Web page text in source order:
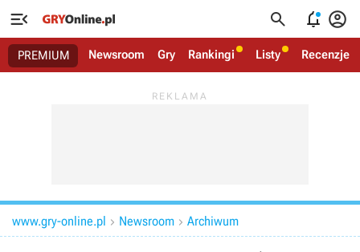
   
PREMIUM Newsroom Gry Rankingi Listy Recenzje
www.gry-online.pl  Newsroom  Archiwum